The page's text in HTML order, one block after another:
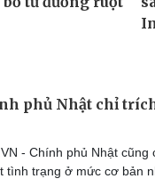
phủ Nhật chỉ
- Chính phủ Nhật
tình trạng ở mức cơ bản